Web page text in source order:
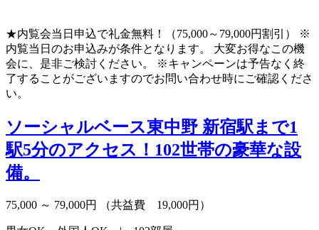
★内覧会当日申込で礼金無料！（75,000～79,000円割引） ※
内覧当日のお申込みが条件となります。 大変お得なこの機
会に、是非ご検討ください。 ※キャンペーンは予告なく終
了することがございますのでお問い合わせ時にご確認くださ
い。
ソーシャルベース東中野 新宿駅まで1
駅5分のアクセス！102世帯の豪華な設
備。
75,000 ～ 79,000円 （共益費 19,000円）